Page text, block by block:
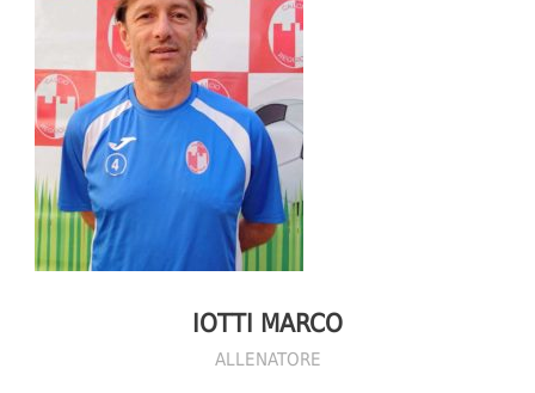
IOTTI MARCO
ALLENATORE